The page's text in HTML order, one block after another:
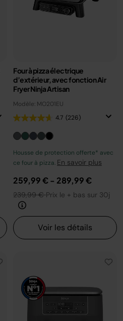
Four à pizza électrique
d’extérieur, avec fonction Air
Fryer Ninja Artisan
Modèle: MO201EU
4.7 (226)
Housse de protection offerte* avec
ce four à pizza. En savoir plus
259,99 €- 289,99 €
239,99 €Prix le + bas sur 30j
Voir les détails